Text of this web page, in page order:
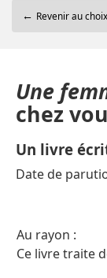
← Revenir au
Une
chez
Un livre
Date de
Au rayon :
Ce livre traite